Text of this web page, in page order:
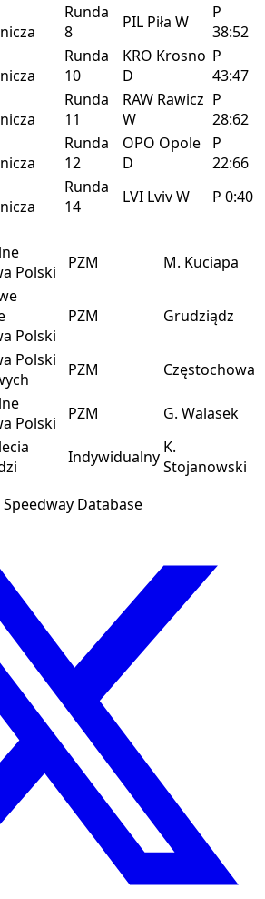
Runda
8
PIL Piła W
P
38:52
Runda
10
KRO Krosno
D
P
43:47
Runda
11
RAW Rawicz
W
P
28:62
Runda
12
OPO Opole
D
P
22:66
Runda
14
LVI LvivW P 0:40
Polski
PZM M. Kuciapa
Polski
PZM Grudziądz
Polski
PZM Częstochowa
Polski
PZM G. Walasek
Indywidualny K.
Stojanowski
Database